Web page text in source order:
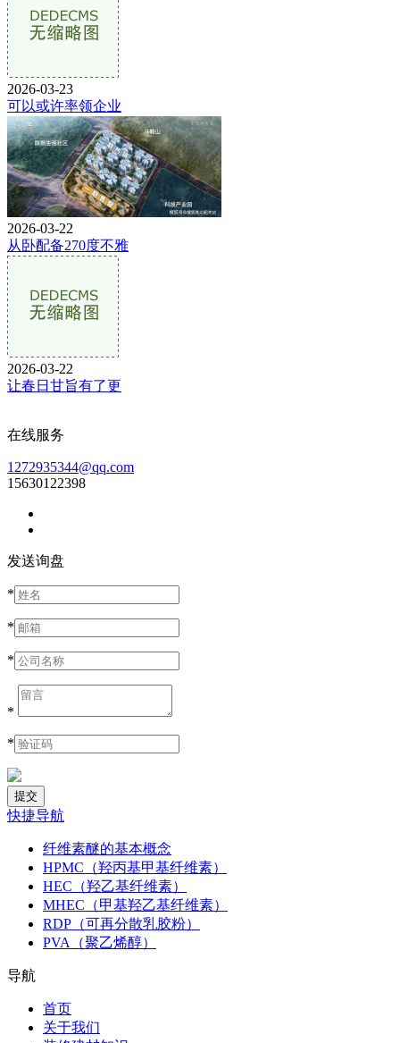
2026-03-23
可以或许率领企业
2026-03-22
从卧配备270度不雅
2026-03-22
让春日甘旨有了更
在线服务
1272935344@qq.com
15630122398
发送询盘
*
*
*
*
*
快捷导航
纤维素醚的基本概念
HPMC（羟丙基甲基纤维素）
HEC（羟乙基纤维素）
MHEC（甲基羟乙基纤维素）
RDP（可再分散乳胶粉）
PVA（聚乙烯醇）
导航
首页
关于我们